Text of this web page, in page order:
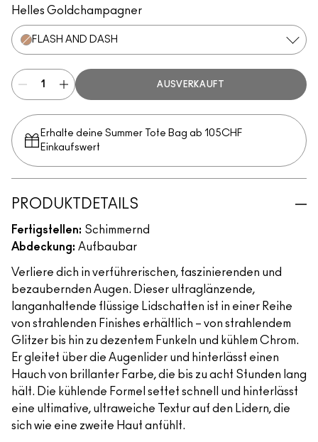
Helles Goldchampagner
FLASH AND DASH
AUSVERKAUFT
Erhalte deine Summer Tote Bag ab 105CHF
Einkaufswert​
PRODUKTDETAILS
Fertigstellen: Schimmernd
Abdeckung: Aufbaubar
Verliere dich in verführerischen, faszinierenden und
bezaubernden Augen. Dieser ultraglänzende,
langanhaltende flüssige Lidschatten ist in einer Reihe
von strahlenden Finishes erhältlich – von strahlendem
Glitzer bis hin zu dezentem Funkeln und kühlem Chrom.
Er gleitet über die Augenlider und hinterlässt einen
Hauch von brillanter Farbe, die bis zu acht Stunden lang
hält. Die kühlende Formel settet schnell und hinterlässt
eine ultimative, ultraweiche Textur auf den Lidern, die
sich wie eine zweite Haut anfühlt.